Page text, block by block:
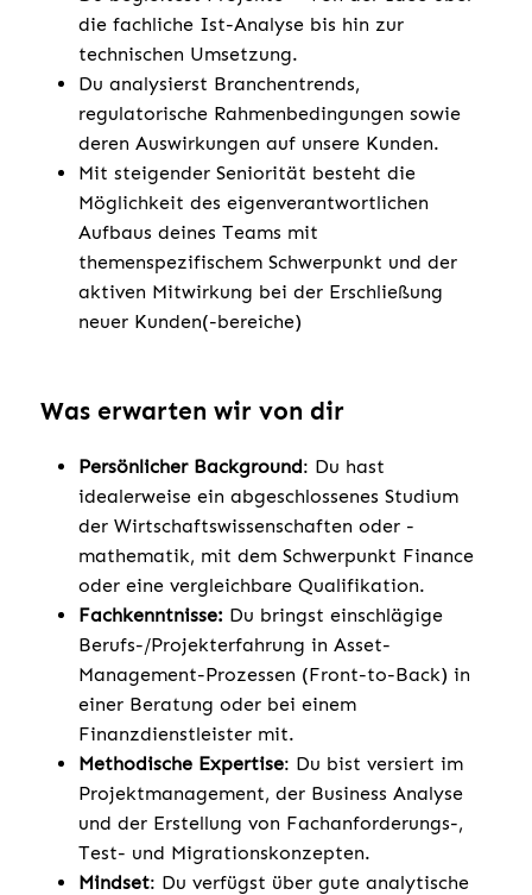
die fachliche Ist-Analyse bis hin zur
technischen Umsetzung.
Du analysierst Branchentrends,
regulatorische Rahmenbedingungen sowie
deren Auswirkungen auf unsere Kunden.
Mit steigender Seniorität besteht die
Möglichkeit des eigenverantwortlichen
Aufbaus deines Teams mit
themenspezifischem Schwerpunkt und der
aktiven Mitwirkung bei der Erschließung
neuer Kunden(-bereiche)
Was erwarten wir von dir
Persönlicher Background: Du hast
idealerweise ein abgeschlossenes Studium
der Wirtschaftswissenschaften oder -
mathematik, mit dem Schwerpunkt Finance
oder eine vergleichbare Qualifikation.
Fachkenntnisse: Du bringst einschlägige
Berufs-/Projekterfahrung in Asset-
Management-Prozessen (Front-to-Back) in
einer Beratung oder bei einem
Finanzdienstleister mit.
Methodische Expertise: Du bist versiert im
Projektmanagement, der Business Analyse
und der Erstellung von Fachanforderungs-,
Test- und Migrationskonzepten.
Mindset: Du verfügst über gute analytische